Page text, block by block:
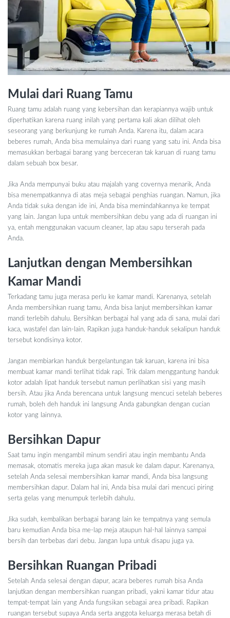
Mulai dari Ruang Tamu
Ruang tamu adalah ruang yang kebersihan dan kerapiannya wajib untuk
diperhatikan karena ruang inilah yang pertama kali akan dilihat oleh
seseorang yang berkunjung ke rumah Anda. Karena itu, dalam acara
beberes rumah, Anda bisa memulainya dari ruang yang satu ini. Anda bisa
memasukkan berbagai barang yang berceceran tak karuan di ruang tamu
dalam sebuah box besar.
Jika Anda mempunyai buku atau majalah yang covernya menarik, Anda
bisa menempatkannya di atas meja sebagai penghias ruangan. Namun, jika
Anda tidak suka dengan ide ini, Anda bisa memindahkannya ke tempat
yang lain. Jangan lupa untuk membersihkan debu yang ada di ruangan ini
ya, entah menggunakan vacuum cleaner, lap atau sapu terserah pada
Anda.
Lanjutkan dengan Membersihkan
Kamar Mandi
Terkadang tamu juga merasa perlu ke kamar mandi. Karenanya, setelah
Anda membersihkan ruang tamu, Anda bisa lanjut membersihkan kamar
mandi terlebih dahulu. Bersihkan berbagai hal yang ada di sana, mulai dari
kaca, wastafel dan lain-lain. Rapikan juga handuk-handuk sekalipun handuk
tersebut kondisinya kotor.
Jangan membiarkan handuk bergelantungan tak karuan, karena ini bisa
membuat kamar mandi terlihat tidak rapi. Trik dalam menggantung handuk
kotor adalah lipat handuk tersebut namun perlihatkan sisi yang masih
bersih. Atau jika Anda berencana untuk langsung mencuci setelah beberes
rumah, boleh deh handuk ini langsung Anda gabungkan dengan cucian
kotor yang lainnya.
Bersihkan Dapur
Saat tamu ingin mengambil minum sendiri atau ingin membantu Anda
memasak, otomatis mereka juga akan masuk ke dalam dapur. Karenanya,
setelah Anda selesai membersihkan kamar mandi, Anda bisa langsung
membersihkan dapur. Dalam hal ini, Anda bisa mulai dari mencuci piring
serta gelas yang menumpuk terlebih dahulu.
Jika sudah, kembalikan berbagai barang lain ke tempatnya yang semula
baru kemudian Anda bisa me-lap meja ataupun hal-hal lainnya sampai
bersih dan terbebas dari debu. Jangan lupa untuk disapu juga ya.
Bersihkan Ruangan Pribadi
Setelah Anda selesai dengan dapur, acara beberes rumah bisa Anda
lanjutkan dengan membersihkan ruangan pribadi, yakni kamar tidur atau
tempat-tempat lain yang Anda fungsikan sebagai area pribadi. Rapikan
ruangan tersebut supaya Anda serta anggota keluarga merasa betah di